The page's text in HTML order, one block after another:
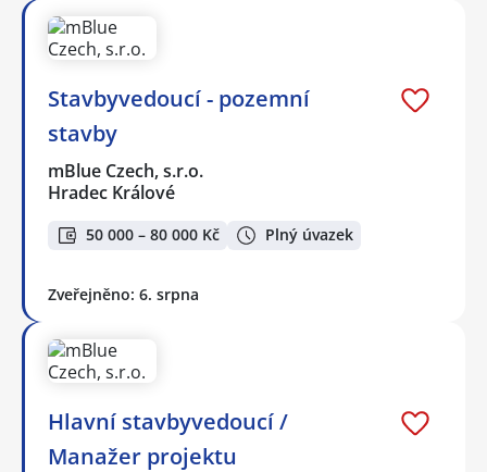
Stavbyvedoucí - pozemní
stavby
mBlue Czech, s.r.o.
Hradec Králové
50 000 – 80 000 Kč Plný úvazek
Zveřejněno: 6. srpna
Hlavní stavbyvedoucí /
Manažer projektu